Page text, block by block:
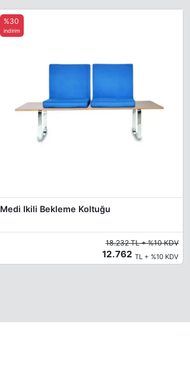
Medi Ikili Bekleme Koltuğu
%30
indirim
18.232 TL + %10 KDV
12.762 TL + %10 KDV